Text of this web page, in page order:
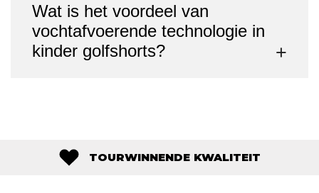
polyester, spandex en andere
prestatieverbeterende stoffen.
Wat is het voordeel van
vochtafvoerende technologie in
kinder golfshorts?
voorkomen.
TOURWINNENDE KWALITEIT